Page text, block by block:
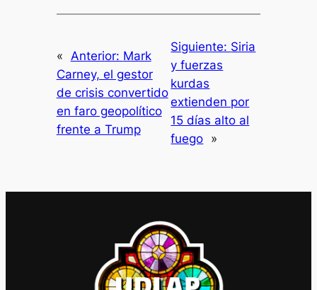
« Anterior: Mark
Carney, el gestor
de crisis convertido
en faro geopolítico
frente a Trump
Siguiente: Siria
y fuerzas
kurdas
extienden por
15 días alto al
fuego »